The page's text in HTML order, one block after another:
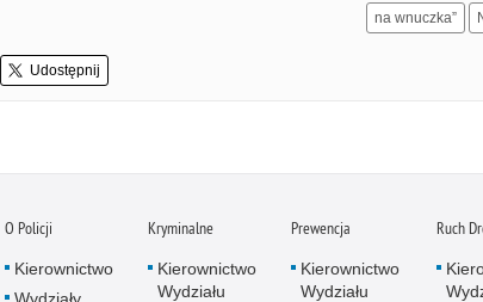
Udostępnij
na wnuczka”
O Policji
Kierownictwo
Kryminalne
Kierownictwo
Wydziału
Prewencja
Kierownictwo
Wydziału
Ruch